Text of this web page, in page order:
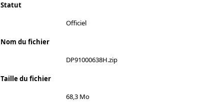
Statut
Officiel
Nom du fichier
DP91000638H.zip
Taille du fichier
68,3 Mo